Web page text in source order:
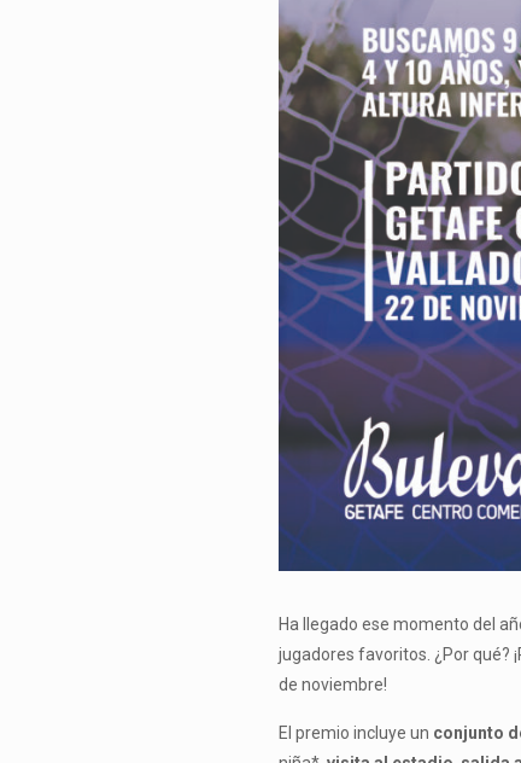
Ha llegado ese momento del
jugadores favoritos. ¿Por qué?
de noviembre!
El premio incluye un conjunto